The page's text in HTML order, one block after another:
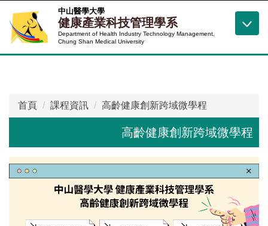
到
主
要
中山醫學大學
健康產業科技管理學系
Department of Health Industry Technology Management,
Chung Shan Medical University
首頁 課程資訊 高齡健康創新跨域微學程
高齡健康創新跨域微學程